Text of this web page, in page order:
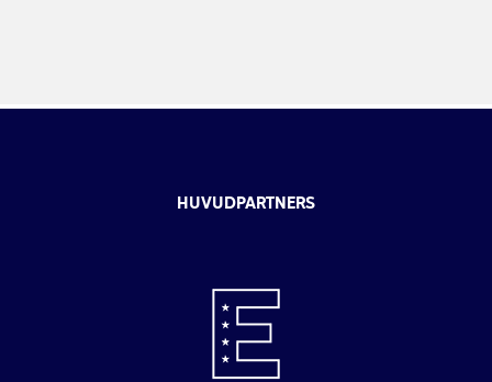
HUVUDPARTNERS